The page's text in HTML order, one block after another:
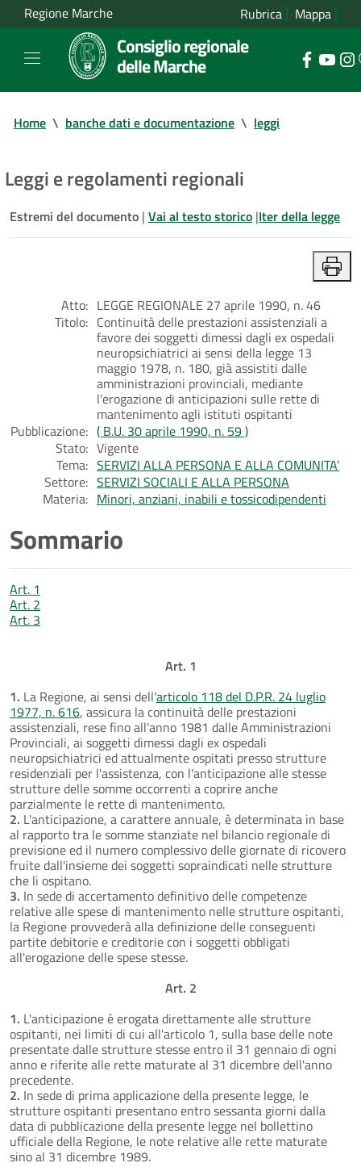
Regione Marche Rubrica Mappa
Consiglio regionale
delle Marche
Home \ banche dati e documentazione \ leggi
Leggi e regolamenti regionali
Estremi del documento | Vai al testo storico |Iter della legge
Atto: LEGGE REGIONALE 27 aprile 1990, n. 46
Titolo: Continuità delle prestazioni assistenziali a
favore dei soggetti dimessi dagli ex ospedali
neuropsichiatrici ai sensi della legge 13
maggio 1978, n. 180, già assistiti dalle
amministrazioni provinciali, mediante
l'erogazione di anticipazioni sulle rette di
mantenimento agli istituti ospitanti
Pubblicazione: ( B.U. 30 aprile 1990, n. 59 )
Stato: Vigente
Tema: SERVIZI ALLA PERSONA E ALLA COMUNITA’
Settore: SERVIZI SOCIALI E ALLA PERSONA
Materia: Minori, anziani, inabili e tossicodipendenti
Sommario
Art. 1
Art. 2
Art. 3
Art. 1
1. La Regione, ai sensi dell'articolo 118 del D.P.R. 24 luglio
1977, n. 616, assicura la continuità delle prestazioni
assistenziali, rese fino all'anno 1981 dalle Amministrazioni
Provinciali, ai soggetti dimessi dagli ex ospedali
neuropsichiatrici ed attualmente ospitati presso strutture
residenziali per l'assistenza, con l'anticipazione alle stesse
strutture delle somme occorrenti a coprire anche
parzialmente le rette di mantenimento.
2. L'anticipazione, a carattere annuale, è determinata in base
al rapporto tra le somme stanziate nel bilancio regionale di
previsione ed il numero complessivo delle giornate di ricovero
fruite dall'insieme dei soggetti sopraindicati nelle strutture
che li ospitano.
3. In sede di accertamento definitivo delle competenze
relative alle spese di mantenimento nelle strutture ospitanti,
la Regione provvederà alla definizione delle conseguenti
partite debitorie e creditorie con i soggetti obbligati
all'erogazione delle spese stesse.
Art. 2
1. L'anticipazione è erogata direttamente alle strutture
ospitanti, nei limiti di cui all'articolo 1, sulla base delle note
presentate dalle strutture stesse entro il 31 gennaio di ogni
anno e riferite alle rette maturate al 31 dicembre dell'anno
precedente.
2. In sede di prima applicazione della presente legge, le
strutture ospitanti presentano entro sessanta giorni dalla
data di pubblicazione della presente legge nel bollettino
ufficiale della Regione, le note relative alle rette maturate
sino al 31 dicembre 1989.